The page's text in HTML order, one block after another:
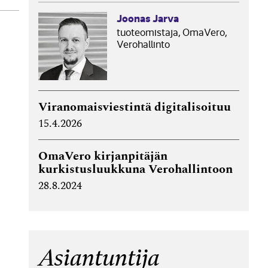
ja
Joonas Jarva
tuoteomistaja, OmaVero,
Verohallinto
Viranomaisviestintä digitalisoituu
15.4.2026
OmaVero kirjanpitäjän
kurkistusluukkuna Verohallintoon
28.8.2024
Asiantuntija